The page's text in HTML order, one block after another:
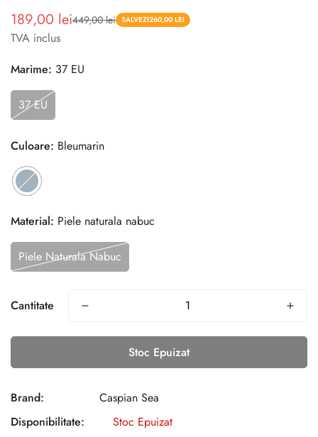
Pret
redus
189,00 lei
Pret 449,00 lei SALVEZI260,00 LEI
TVA inclus
Marime: 37 EU
37 EU
Culoare: Bleumarin
Material: Piele naturala nabuc
Piele Naturala Nabuc
Cantitate
Stoc Epuizat
Brand:
Caspian Sea
Disponibilitate:
Stoc Epuizat